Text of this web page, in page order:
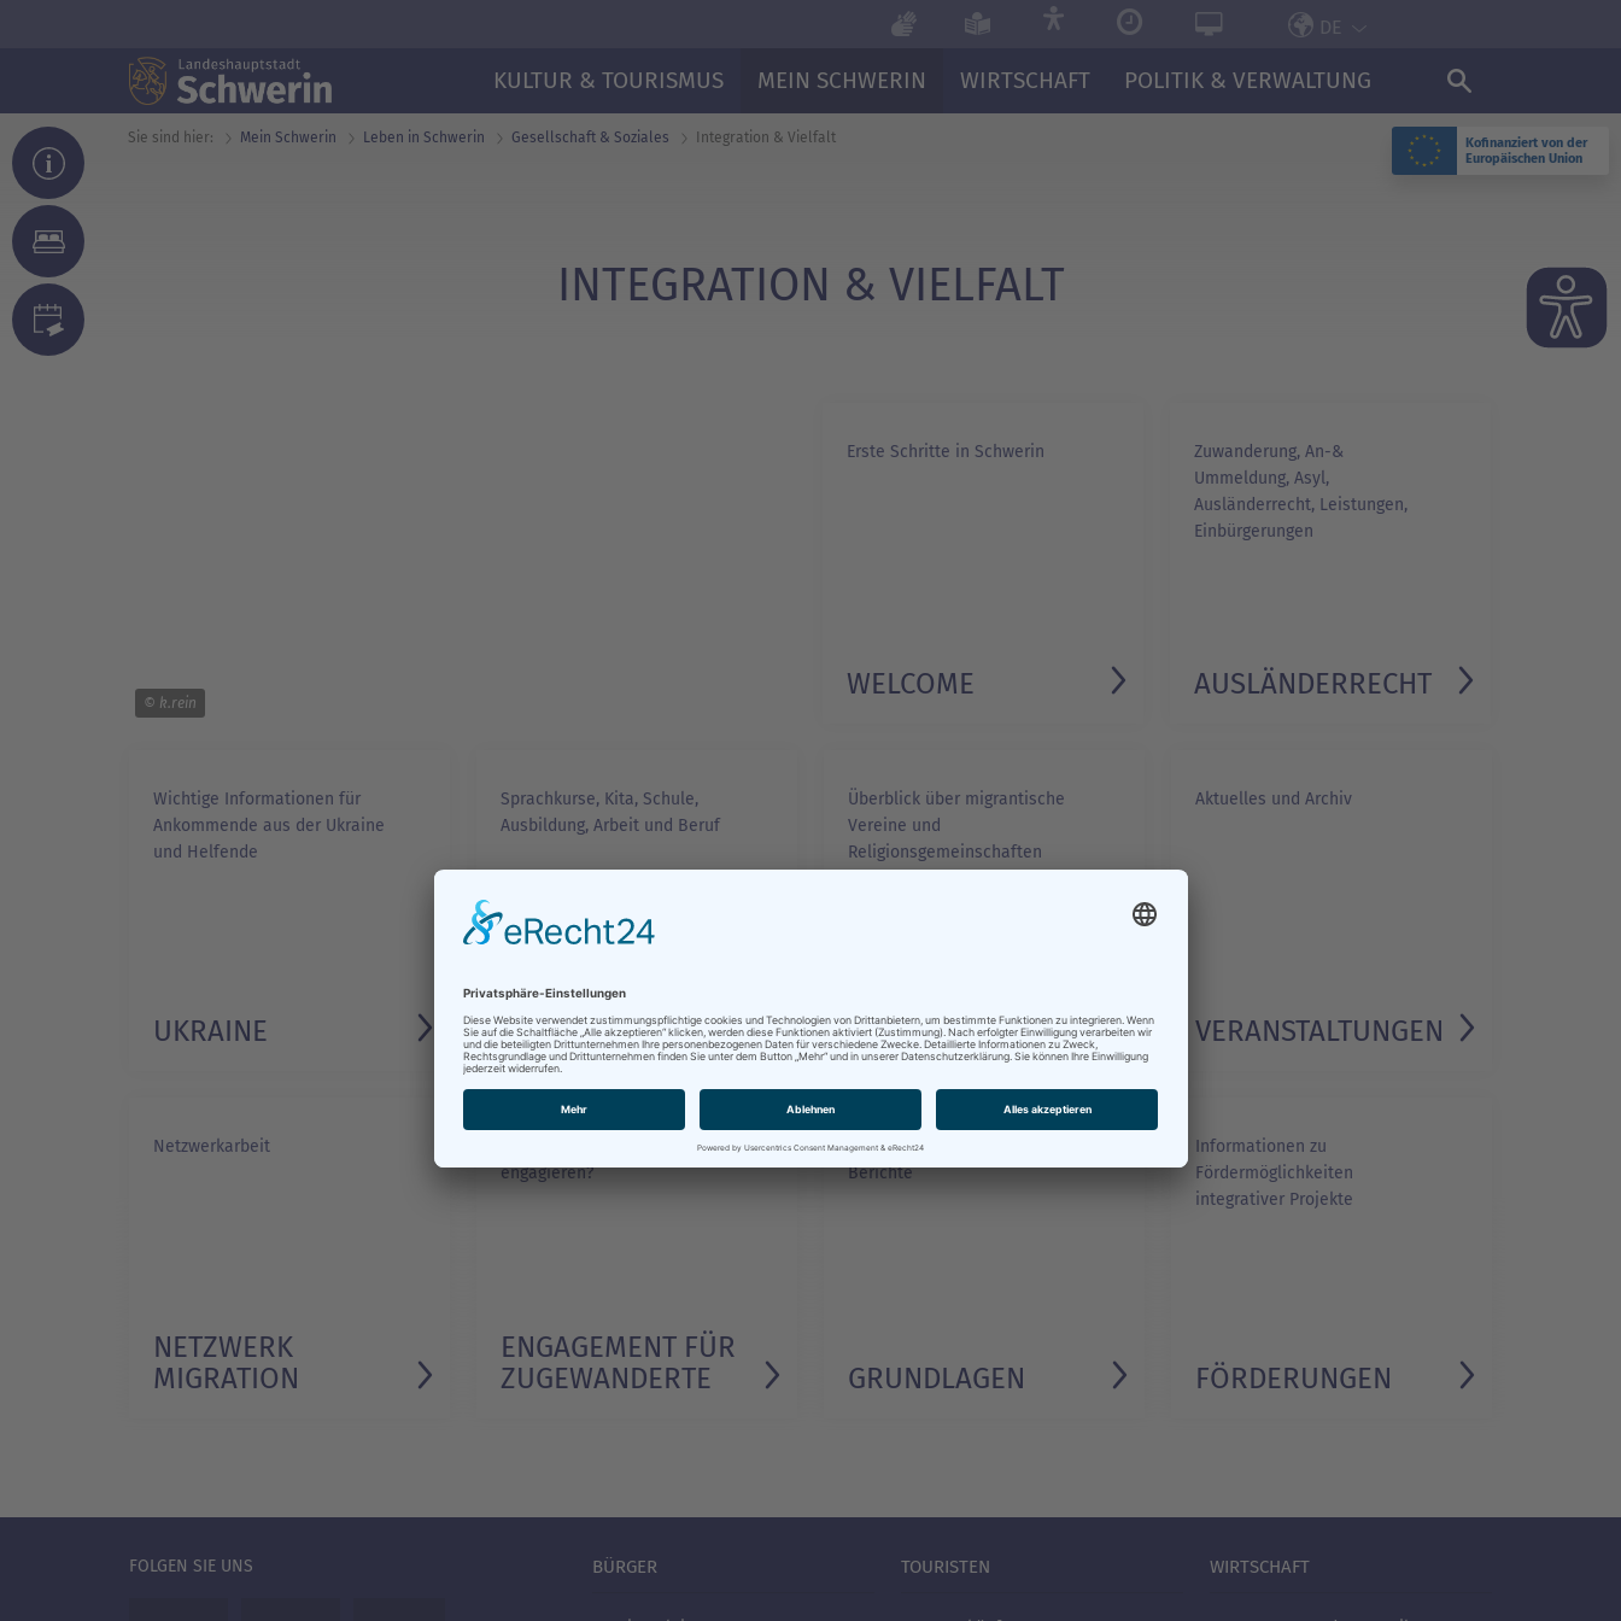
Kofinanziert von der
Europäischen Union
DE
KULTUR & TOURISMUS MEIN SCHWERIN WIRTSCHAFT POLITIK & VERWALTUNG
Sie sind hier: Mein Schwerin Leben in Schwerin Gesellschaft & Soziales Integration & Vielfalt
INTEGRATION & VIELFALT
© k.rein
WELCOME
Erste Schritte in Schwerin
AUSLÄNDERRECHT
Zuwanderung, An-&
Ummeldung, Asyl,
Ausländerrecht, Leistungen,
Einbürgerungen
UKRAINE
Wichtige Informationen für
Ankommende aus der Ukraine
und Helfende
BILDUNG
Sprachkurse, Kita, Schule,
Ausbildung, Arbeit und Beruf
RELIGION
Überblick über migrantische
Vereine und
Religionsgemeinschaften
VERANSTALTUNGEN
Aktuelles und Archiv
NETZWERK
MIGRATION
Netzwerkarbeit
ENGAGEMENT FÜR
ZU­GEWANDERTE
Wie und wo kann ich mich
engagieren?
GRUNDLAGEN
Basisdaten, Konzepte und
Berichte
FÖRDERUNGEN
Informationen zu
Fördermöglichkeiten
integrativer Projekte
FOLGEN SIE UNS BÜRGER TOURISTEN WIRTSCHAFT